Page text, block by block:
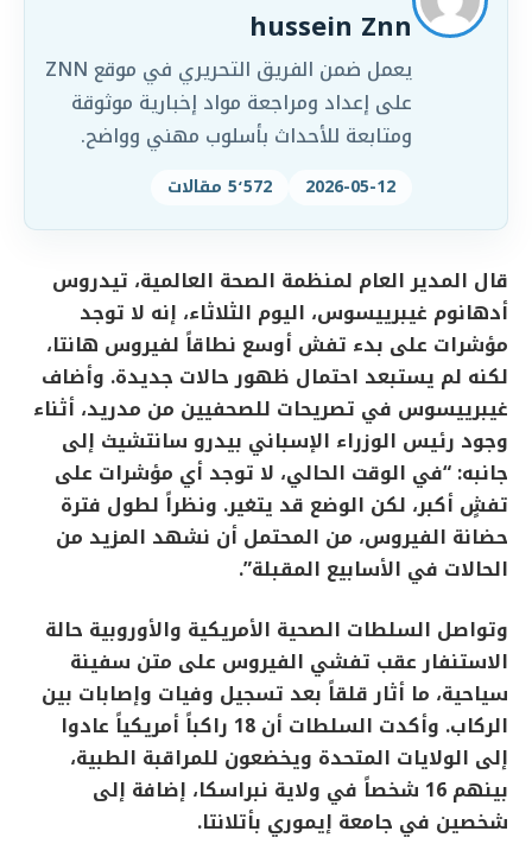
hussein Znn
يعمل ضمن الفريق التحريري في موقع ZNN
على إعداد ومراجعة مواد إخبارية موثوقة
ومتابعة للأحداث بأسلوب مهني وواضح.
2026-05-12 5٬572 مقالات
قال المدير العام لمنظمة الصحة العالمية، تيدروس
أدهانوم غيبرييسوس، اليوم الثلاثاء، إنه لا توجد
مؤشرات على بدء تفش أوسع نطاقاً لفيروس هانتا،
لكنه لم يستبعد احتمال ظهور حالات جديدة. وأضاف
غيبرييسوس في تصريحات للصحفيين من مدريد، أثناء
وجود رئيس الوزراء الإسباني بيدرو سانتشيث إلى
جانبه: “في الوقت الحالي، لا توجد أي مؤشرات على
تفشٍ أكبر، لكن الوضع قد يتغير. ونظراً لطول فترة
حضانة الفيروس، من المحتمل أن نشهد المزيد من
الحالات في الأسابيع المقبلة”.
وتواصل السلطات الصحية الأمريكية والأوروبية حالة
الاستنفار عقب تفشي الفيروس على متن سفينة
سياحية، ما أثار قلقاً بعد تسجيل وفيات وإصابات بين
الركاب. وأكدت السلطات أن 18 راكباً أمريكياً عادوا
إلى الولايات المتحدة ويخضعون للمراقبة الطبية،
بينهم 16 شخصاً في ولاية نبراسكا، إضافة إلى
شخصين في جامعة إيموري بأتلانتا.